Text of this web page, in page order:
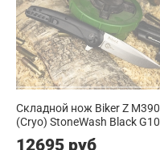
Складной нож Biker Z M390
(Cryo) StoneWash Black G10
12695 руб